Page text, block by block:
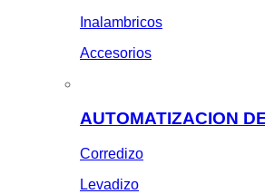
Inalambricos
Accesorios
AUTOMATIZACION
Corredizo
Levadizo